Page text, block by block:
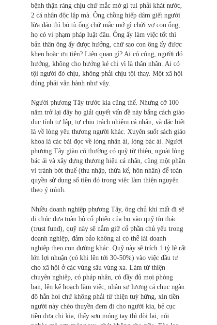
bệnh thận ráng chịu chứ mắc mớ gì tui phải khát nước,
2 cá nhân độc lập mà. Ông chồng hiếp dâm giết người
lừa đảo thì bỏ tù ổng chứ mắc mớ gì chửi vợ con ổng,
họ có vi phạm pháp luật đâu. Ông ấy làm việc tốt thì
bản thân ông ấy được hưởng, chứ sao con ông ấy được
khen hoặc ưu tiên? Liên quan gì? Ai có công, người đó
hưởng, không cho hưởng ké chỉ vì là thân nhân. Ai có
tội người đó chịu, không phải chịu tội thay. Một xã hội
đúng phải vận hành như vậy.
Người phương Tây trước kia cũng thế. Nhưng cỡ 100
năm trở lại đây họ giải quyết vấn đề này bằng cách giáo
dục tính tự lập, tự chịu trách nhiệm cá nhân, và đặc biệt
là về lòng yêu thương người khác. Xuyên suốt sách giáo
khoa là các bài đọc về lòng nhân ái, lòng bác ái. Người
phương Tây giàu có thường có quỹ từ thiện, ngoài lòng
bác ái và xây dựng thương hiệu cá nhân, cũng một phần
vì tránh bớt thuế (thu nhập, thừa kế, hôn nhân) để toàn
quyền sử dụng số tiền đó trong việc làm thiện nguyện
theo ý mình.
Nhiều doanh nghiệp phương Tây, ông chủ khi mất đi sẽ
di chúc đưa toàn bộ cổ phiếu của họ vào quỹ tín thác
(trust fund), quỹ này sẽ nắm giữ cổ phần chủ yếu trong
doanh nghiệp, đảm bảo không ai có thể lái doanh
nghiệp theo con đường khác. Quỹ này sẽ trích 1 tỷ lệ rất
lớn lợi nhuận (có khi lên tới 30-50%) vào việc đầu tư
cho xã hội ở các vùng sâu vùng xa. Làm từ thiện
chuyên nghiệp, có pháp nhân, có đầy đủ mọi phòng
ban, lên kế hoạch làm việc, nhân sự lương cả chục ngàn
đô hẳn hoi chứ không phải từ thiện tuỳ hứng, xin tiền
người này chèo thuyền đem đi cho người kia, bẻ cục
tiền đưa chị kia, thấy sơn móng tay thì đòi lại, nói